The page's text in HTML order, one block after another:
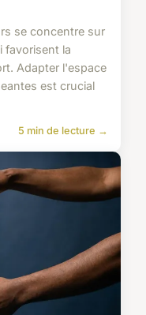
se concentre sur
favorisent la
Adapter l'espace
est crucial
5 min de lecture →